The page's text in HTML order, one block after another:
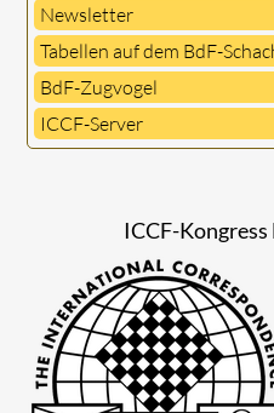
Newsletter
Tabellen auf dem BdF-
BdF-Zugvogel
ICCF-Server
ICCF-